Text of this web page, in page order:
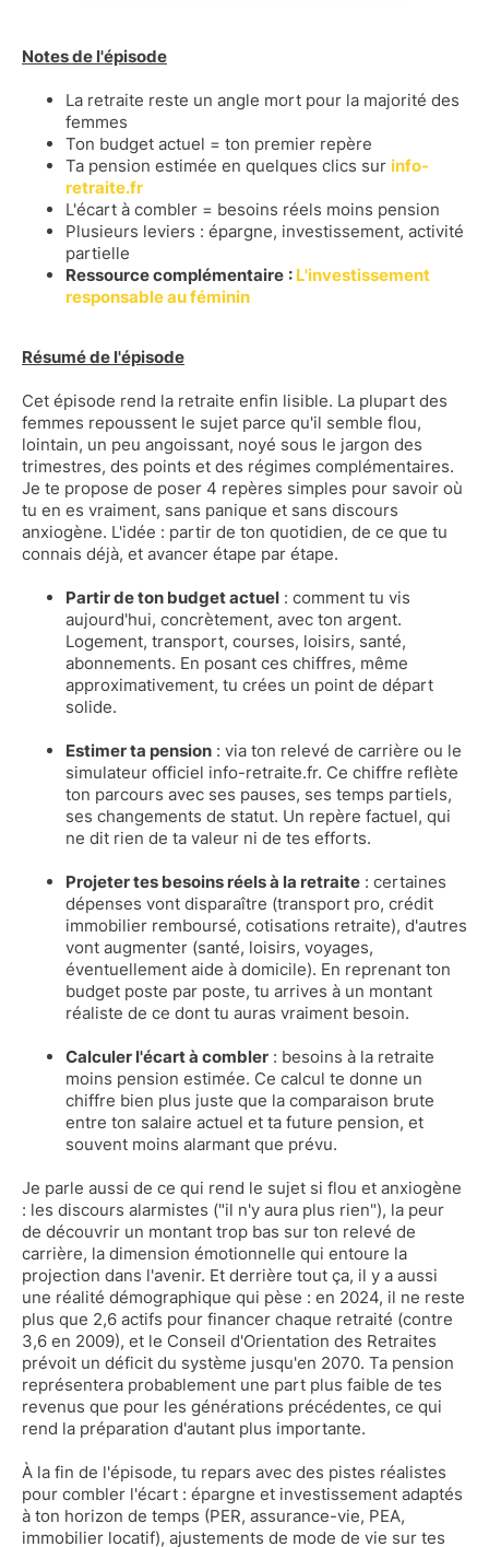
Notes de l'épisode
La retraite reste un angle mort pour la majorité des
femmes
Ton budget actuel = ton premier repère
Ta pension estimée en quelques clics sur info-
retraite.fr
L'écart à combler = besoins réels moins pension
Plusieurs leviers : épargne, investissement, activité
partielle
Ressource complémentaire : L'investissement
responsable au féminin
Résumé de l'épisode
Cet épisode rend la retraite enfin lisible. La plupart des
femmes repoussent le sujet parce qu'il semble flou,
lointain, un peu angoissant, noyé sous le jargon des
trimestres, des points et des régimes complémentaires.
Je te propose de poser 4 repères simples pour savoir où
tu en es vraiment, sans panique et sans discours
anxiogène. L'idée : partir de ton quotidien, de ce que tu
connais déjà, et avancer étape par étape.
Partir de ton budget actuel : comment tu vis
aujourd'hui, concrètement, avec ton argent.
Logement, transport, courses, loisirs, santé,
abonnements. En posant ces chiffres, même
approximativement, tu crées un point de départ
solide.
Estimer ta pension : via ton relevé de carrière ou le
simulateur officiel info-retraite.fr. Ce chiffre reflète
ton parcours avec ses pauses, ses temps partiels,
ses changements de statut. Un repère factuel, qui
ne dit rien de ta valeur ni de tes efforts.
Projeter tes besoins réels à la retraite : certaines
dépenses vont disparaître (transport pro, crédit
immobilier remboursé, cotisations retraite), d'autres
vont augmenter (santé, loisirs, voyages,
éventuellement aide à domicile). En reprenant ton
budget poste par poste, tu arrives à un montant
réaliste de ce dont tu auras vraiment besoin.
Calculer l'écart à combler : besoins à la retraite
moins pension estimée. Ce calcul te donne un
chiffre bien plus juste que la comparaison brute
entre ton salaire actuel et ta future pension, et
souvent moins alarmant que prévu.
Je parle aussi de ce qui rend le sujet si flou et anxiogène
: les discours alarmistes ("il n'y aura plus rien"), la peur
de découvrir un montant trop bas sur ton relevé de
carrière, la dimension émotionnelle qui entoure la
projection dans l'avenir. Et derrière tout ça, il y a aussi
une réalité démographique qui pèse : en 2024, il ne reste
plus que 2,6 actifs pour financer chaque retraité (contre
3,6 en 2009), et le Conseil d'Orientation des Retraites
prévoit un déficit du système jusqu'en 2070. Ta pension
représentera probablement une part plus faible de tes
revenus que pour les générations précédentes, ce qui
rend la préparation d'autant plus importante.
À la fin de l'épisode, tu repars avec des pistes réalistes
pour combler l'écart : épargne et investissement adaptés
à ton horizon de temps (PER, assurance-vie, PEA,
immobilier locatif), ajustements de mode de vie sur tes